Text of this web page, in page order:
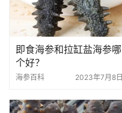
即食海参和拉缸盐海参哪
个好？
海参百科 2023年7月8日